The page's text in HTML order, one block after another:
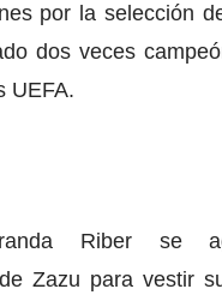
por la selección
dos veces
UEFA.
Riber se
Zazu para vestir